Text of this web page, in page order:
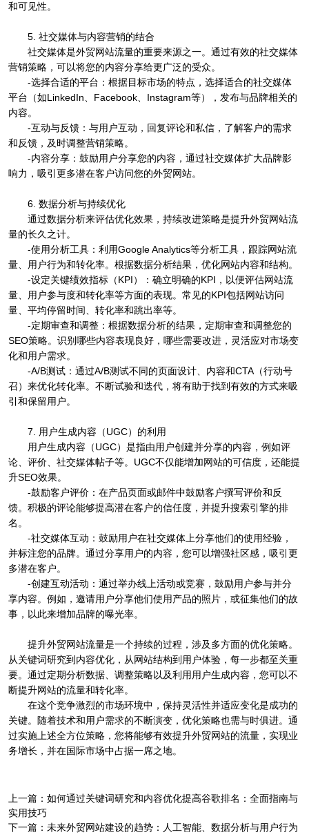
和可见性。
5. 社交媒体与内容营销的结合
社交媒体是外贸网站流量的重要来源之一。通过有效的社交媒体
营销策略，可以将您的内容分享给更广泛的受众。
-选择合适的平台：根据目标市场的特点，选择适合的社交媒体
平台（如LinkedIn、Facebook、Instagram等），发布与品牌相关的
内容。
-互动与反馈：与用户互动，回复评论和私信，了解客户的需求
和反馈，及时调整营销策略。
-内容分享：鼓励用户分享您的内容，通过社交媒体扩大品牌影
响力，吸引更多潜在客户访问您的外贸网站。
6. 数据分析与持续优化
通过数据分析来评估优化效果，持续改进策略是提升外贸网站流
量的长久之计。
-使用分析工具：利用Google Analytics等分析工具，跟踪网站流
量、用户行为和转化率。根据数据分析结果，优化网站内容和结构。
-设定关键绩效指标（KPI）：确立明确的KPI，以便评估网站流
量、用户参与度和转化率等方面的表现。常见的KPI包括网站访问
量、平均停留时间、转化率和跳出率等。
-定期审查和调整：根据数据分析的结果，定期审查和调整您的
SEO策略。识别哪些内容表现良好，哪些需要改进，灵活应对市场变
化和用户需求。
-A/B测试：通过A/B测试不同的页面设计、内容和CTA（行动号
召）来优化转化率。不断试验和迭代，将有助于找到有效的方式来吸
引和保留用户。
7. 用户生成内容（UGC）的利用
用户生成内容（UGC）是指由用户创建并分享的内容，例如评
论、评价、社交媒体帖子等。UGC不仅能增加网站的可信度，还能提
升SEO效果。
-鼓励客户评价：在产品页面或邮件中鼓励客户撰写评价和反
馈。积极的评论能够提高潜在客户的信任度，并提升搜索引擎的排
名。
-社交媒体互动：鼓励用户在社交媒体上分享他们的使用经验，
并标注您的品牌。通过分享用户的内容，您可以增强社区感，吸引更
多潜在客户。
-创建互动活动：通过举办线上活动或竞赛，鼓励用户参与并分
享内容。例如，邀请用户分享他们使用产品的照片，或征集他们的故
事，以此来增加品牌的曝光率。
提升外贸网站流量是一个持续的过程，涉及多方面的优化策略。
从关键词研究到内容优化，从网站结构到用户体验，每一步都至关重
要。通过定期分析数据、调整策略以及利用用户生成内容，您可以不
断提升网站的流量和转化率。
在这个竞争激烈的市场环境中，保持灵活性并适应变化是成功的
关键。随着技术和用户需求的不断演变，优化策略也需与时俱进。通
过实施上述全方位策略，您将能够有效提升外贸网站的流量，实现业
务增长，并在国际市场中占据一席之地。
上一篇： 如何通过关键词研究和内容优化提高谷歌排名：全面指南与
实用技巧
下一篇： 未来外贸网站建设的趋势：人工智能、数据分析与用户行为